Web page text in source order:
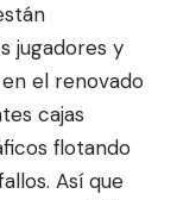
jugadores y
el renovado
cajas
flotando
Así que